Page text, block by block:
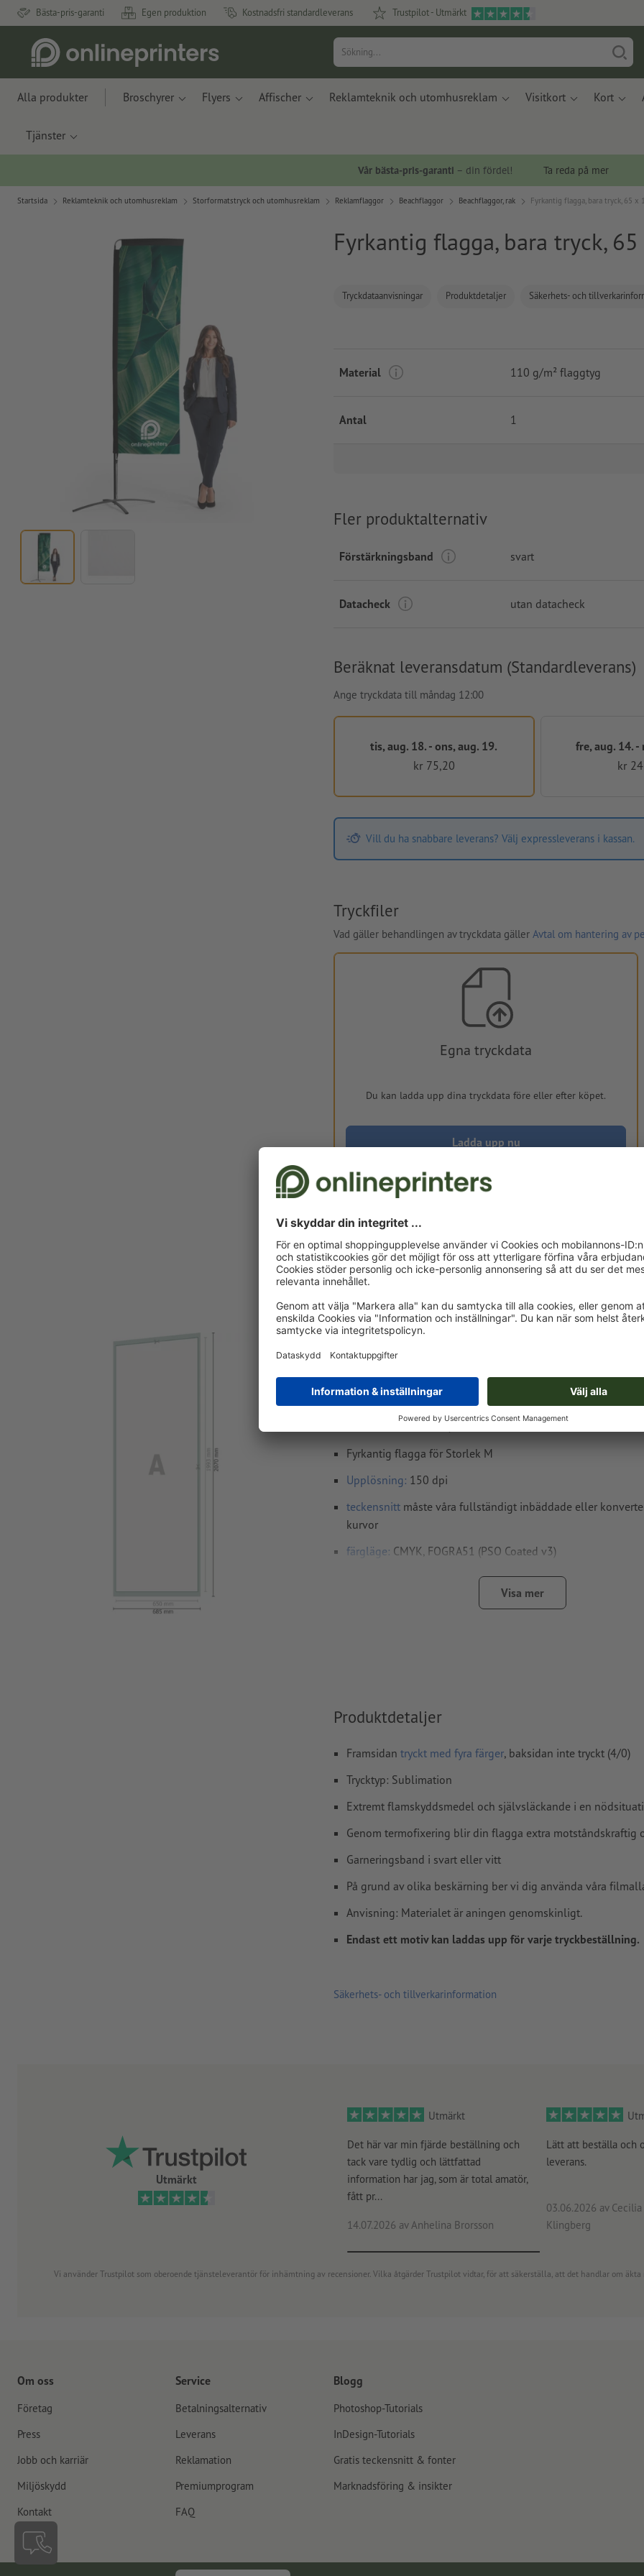
Bästa-pris-garanti Egen produktion Kostnadsfri standardleverans Trustpilot - Utmärkt
Alla produkter Broschyrer Flyers Affischer Reklamteknik och utomhusreklam Visitkort Kort
Tjänster
Vår bästa-pris-garanti – din fördel! Ta reda på mer
Startsida Reklamteknik och utomhusreklam Storformatstryck och utomhusreklam Reklamflaggor Beachflaggor Beachflaggor, rak Fyrkantig flagga, bara tryck, 65 x
Fyrkantig flagga, bara tryck,
Tryckdataanvisningar Produktdetaljer Säkerhets- och
Material 110 g/m² flaggtyg
Antal 1
Fler produktalternativ
Förstärkningsband svart
Datacheck utan datacheck
Beräknat leveransdatum (Standardleverans)
Ange tryckdata till måndag 12:00
tis, aug. 18. - ons, aug. 19.
kr 75,20
fre, aug. 14. -
kr
Vill du ha snabbare leverans? Välj expressleverans i kassan.
Tryckfiler
Vad gäller behandlingen av tryckdata gäller Avtal om hantering av
Egna tryckdata
Du kan ladda upp dina tryckdata före eller efter köpet.
Ladda upp nu
exkl. moms
Levereras cirka:
tis, aug. 18. - ons, aug. 19.
Vikt: ca. 1 000 g
Tryckdataanvisningar Fyrkantig flagga, bara
199,3 cm
Dataformat: 68,5 x 207 cm
: 65 x 199,3 cm
Fyrkantig flagga för Storlek M
Upplösning: 150 dpi
teckensnitt måste våra fullständigt inbäddade eller
kurvor
färgläge: CMYK, FOGRA51 (PSO Coated v3)
kontrolleras inte av oss
kontrolleras inte av oss
Visa mer
Produktdetaljer
Framsidan tryckt med fyra färger, baksidan inte tryckt (4/0)
Trycktyp: Sublimation
Extremt flamskyddsmedel och självsläckande i en
Genom termofixering blir din flagga extra motståndskraftig
Garneringsband i svart eller vitt
På grund av olika beskärning ber vi dig använda våra
Anvisning: Materialet är aningen genomskinligt.
Endast ett motiv kan laddas upp för varje tryckbeställning.
Säkerhets- och tillverkarinformation
Utmärkt
Utmärkt
Det här var min fjärde beställning och
tack vare tydlig och lättfattad
information har jag, som är total amatör,
fått pr...
14.07.2026 av Anhelina Brorsson
Lätt att beställa och
leverans.
03.06.2026 av
Klingberg
Vi använder Trustpilot som oberoende tjänsteleverantör för inhämtning av recensioner. Vilka åtgärder Trustpilot vidtar, för att säkerställa, att det handlar om äkta
Om oss
Företag
Press
Jobb och karriär
Miljöskydd
Kontakt
Service
Betalningsalternativ
Leverans
Reklamation
Premiumprogram
FAQ
Blogg
Photoshop-Tutorials
InDesign-Tutorials
Gratis teckensnitt & fonter
Marknadsföring & insikter